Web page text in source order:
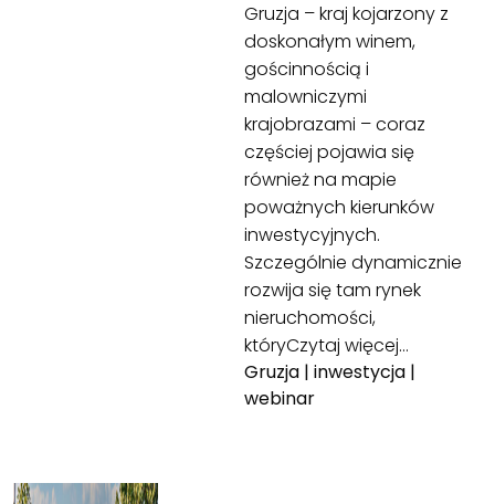
Gruzja – kraj kojarzony z
doskonałym winem,
gościnnością i
malowniczymi
krajobrazami – coraz
częściej pojawia się
również na mapie
poważnych kierunków
inwestycyjnych.
Szczególnie dynamicznie
rozwija się tam rynek
nieruchomości,
któryCzytaj więcej…
Gruzja| inwestycja|
webinar